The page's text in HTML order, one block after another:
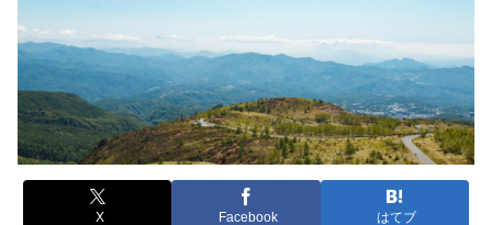
X Facebook はてブ